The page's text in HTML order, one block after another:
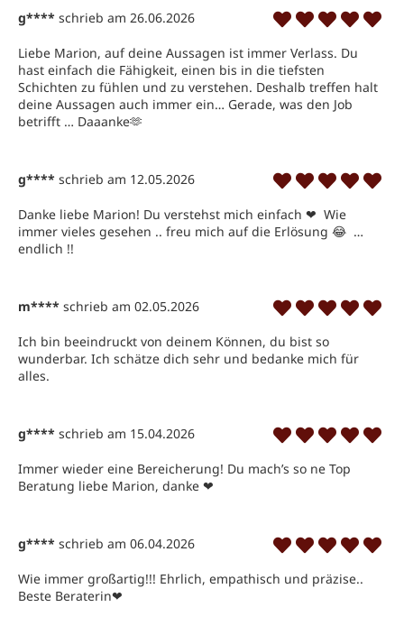
g**** schrieb am 26.06.2026
Liebe Marion, auf deine Aussagen ist immer Verlass. Du
hast einfach die Fähigkeit, einen bis in die tiefsten
Schichten zu fühlen und zu verstehen. Deshalb treffen halt
deine Aussagen auch immer ein… Gerade, was den Job
betrifft … Daaanke🫶
g**** schrieb am 12.05.2026
Danke liebe Marion! Du verstehst mich einfach ❤ ️ Wie
immer vieles gesehen .. freu mich auf die Erlösung 😂  …
endlich !!
m**** schrieb am 02.05.2026
Ich bin beeindruckt von deinem Können, du bist so
wunderbar. Ich schätze dich sehr und bedanke mich für
alles.
g**** schrieb am 15.04.2026
Immer wieder eine Bereicherung! Du mach’s so ne Top
Beratung liebe Marion, danke ❤ ️
g**** schrieb am 06.04.2026
Wie immer großartig!!! Ehrlich, empathisch und präzise..
Beste Beraterin❤ ️